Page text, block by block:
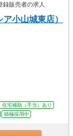
販売者の求人
小山城東店）
住宅補助（手当）あり
積極採用中